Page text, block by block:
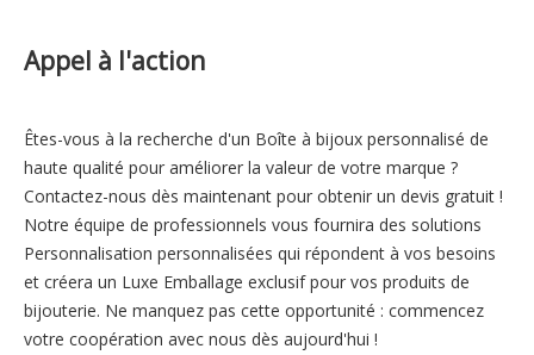
Appel à l'action
Êtes-vous à la recherche d'un Boîte à bijoux personnalisé de
haute qualité pour améliorer la valeur de votre marque ?
Contactez-nous dès maintenant pour obtenir un devis gratuit !
Notre équipe de professionnels vous fournira des solutions
Personnalisation personnalisées qui répondent à vos besoins
et créera un Luxe Emballage exclusif pour vos produits de
bijouterie. Ne manquez pas cette opportunité : commencez
votre coopération avec nous dès aujourd'hui !